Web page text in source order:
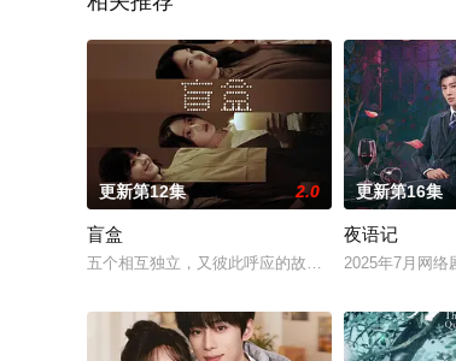
更新第12集 2.0
盲盒
五个相互独立，又彼此呼应的故事——用一场精心策
更新第16集
夜语记
2025年7月网络